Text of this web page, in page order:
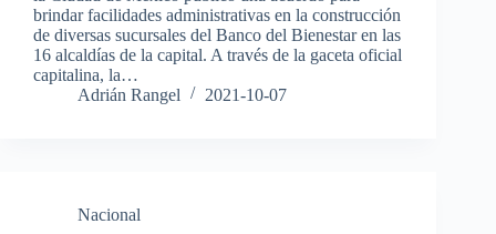
brindar facilidades administrativas en la construcción
de diversas sucursales del Banco del Bienestar en las
16 alcaldías de la capital. A través de la gaceta oficial
capitalina, la…
Adrián Rangel
2021-10-07
Nacional